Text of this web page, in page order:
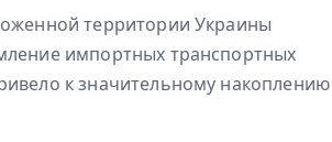
территории Украины
импортных транспортных
к значительному накоплению